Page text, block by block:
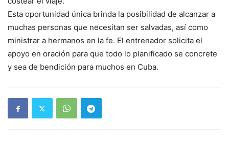
Esta oportunidad única brinda la posibilidad de alcanzar a
muchas personas que necesitan ser salvadas, así como
ministrar a hermanos en la fe. El entrenador solicita el
apoyo en oración para que todo lo planificado se concrete
y sea de bendición para muchos en Cuba.